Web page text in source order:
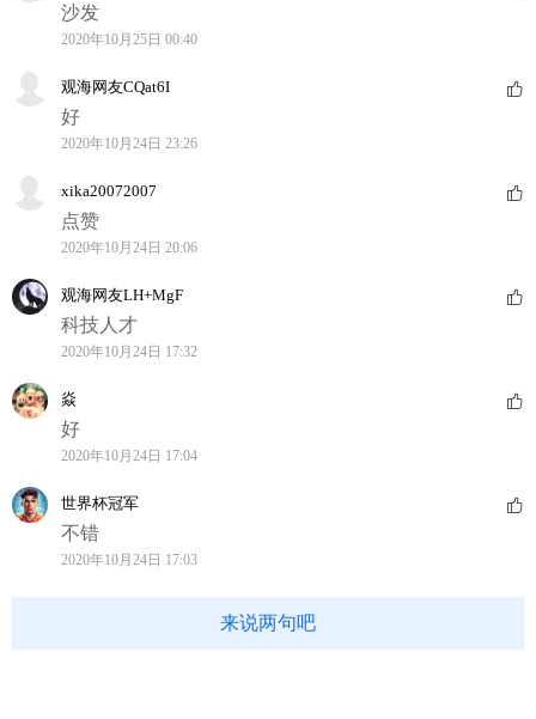
沙发
2020年10月25日 00:40
观海网友CQat6I
好
2020年10月24日 23:26
xika20072007
点赞
2020年10月24日 20:06
观海网友LH+MgF
科技人才
2020年10月24日 17:32
焱
好
2020年10月24日 17:04
世界杯冠军
不错
2020年10月24日 17:03
来说两句吧